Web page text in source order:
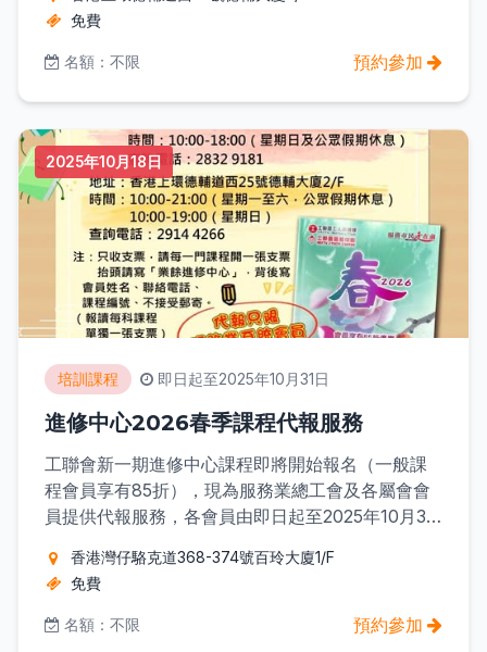
道西25號德輔大廈2/F 時間：10:00-21:00（星期一
至六，公眾假期休息） 10:00-19:00（星期日） 查
詢電話：2914 4266 注：只收支票，請每一門課程
會員姓名、聯絡電話、課程編號、不接受郵寄。
免費
名額：不限 預約參加
2025年10月18日
培訓課程 即日起至2025年10月31日
進修中心2026春季課程代報服務
工聯會新一期進修中心課程即將開始報名（一般課
程會員享有85折），現為服務業總工會及各屬會會
員提供代報服務，各會員由即日起至2025年10月31
道368-374號百玲大廈1/F 時間：10:00-18:00（星
期日及公眾假期休息） 查詢電話：2832 9181 注：
只收支票，請每一門課程開一張支票，抬頭請寫
香港灣仔駱克道368-374號百玲大廈1/F
免費
名額：不限 預約參加